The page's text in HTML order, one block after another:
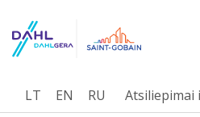
Atsiliepimai
LT EN RU